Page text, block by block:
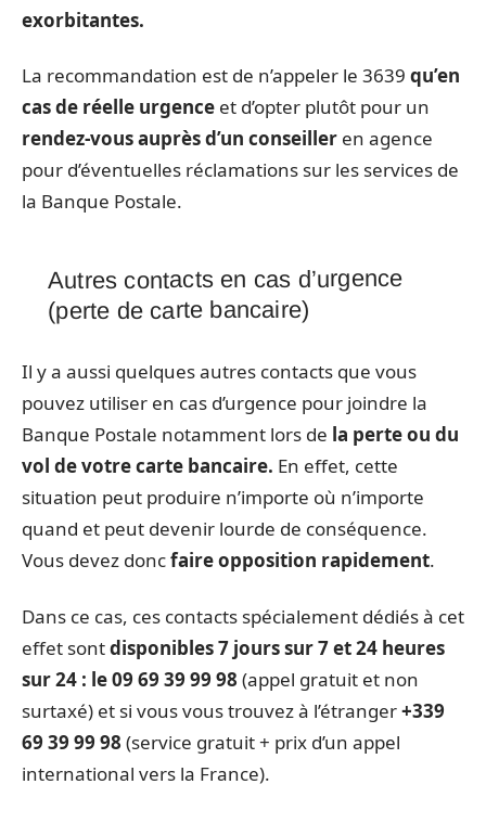
exorbitantes.
La recommandation est de n’appeler le 3639 qu’en
cas de réelle urgence et d’opter plutôt pour un
rendez-vous auprès d’un conseiller en agence
pour d’éventuelles réclamations sur les services de
la Banque Postale.
Autres contacts en cas d’urgence
(perte de carte bancaire)
Il y a aussi quelques autres contacts que vous
pouvez utiliser en cas d’urgence pour joindre la
Banque Postale notamment lors de la perte ou du
vol de votre carte bancaire. En effet, cette
situation peut produire n’importe où n’importe
quand et peut devenir lourde de conséquence.
Vous devez doncfaire opposition rapidement.
Dans ce cas, ces contacts spécialement dédiés à cet
effet sontdisponibles 7 jours sur 7 et 24 heures
sur 24 : le 09 69 39 99 98 (appel gratuit et non
surtaxé) et si vous vous trouvez à l’étranger+339
69 39 99 98 (service gratuit + prix d’un appel
international vers la France).